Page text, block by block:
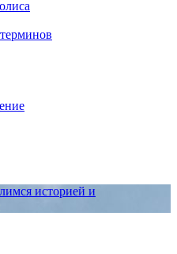
историей и